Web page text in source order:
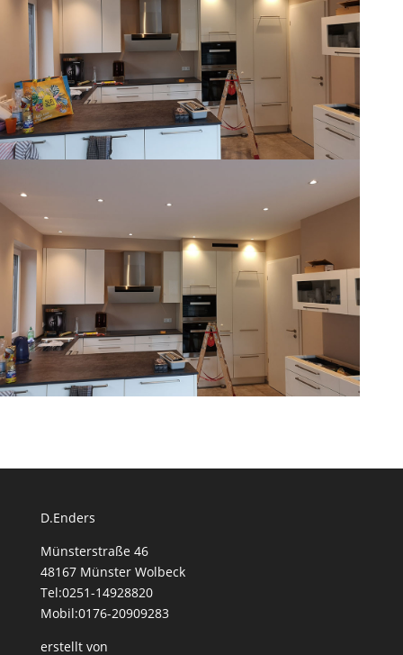
D.Enders
Münsterstraße 46
48167 Münster Wolbeck
Tel:0251-14928820
Mobil:0176-20909283
erstellt von